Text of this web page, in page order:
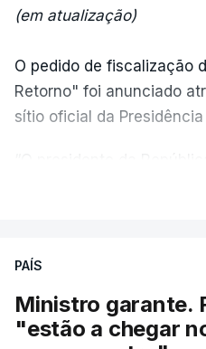
(em atualização)
O pedido de fiscalização
Retorno" foi anunciado
sítio oficial da
quadro de cooperação
nota.
PAÍS
Ministro garante.
"estão a chegar